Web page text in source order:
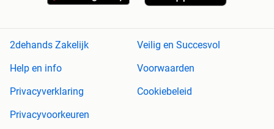
2dehands Zakelijk
Veilig en Succesvol
Help en info
Voorwaarden
Privacyverklaring
Cookiebeleid
Privacyvoorkeuren